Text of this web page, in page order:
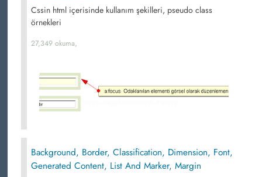
Cssin html içerisinde kullanım şekilleri, pseudo class
örnekleri
27,349 okuma,
Background, Border, Classification, Dimension, Font,
Generated Content, List And Marker, Margin